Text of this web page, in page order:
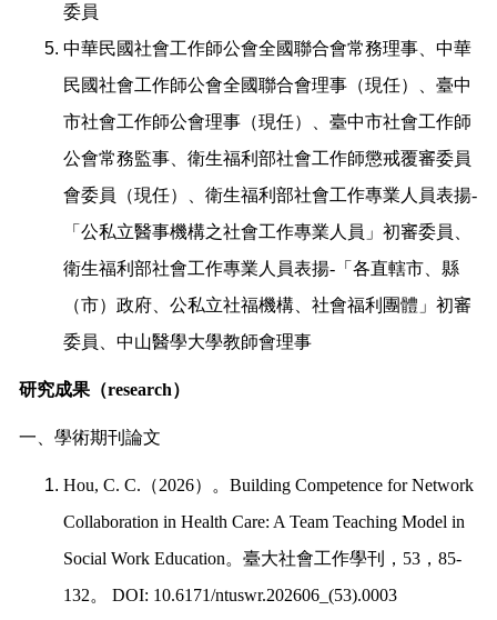
委員
中華民國社會工作師公會全國聯合會常務理事、中華
民國社會工作師公會全國聯合會理事（現任）、臺中
市社會工作師公會理事（現任）、臺中市社會工作師
公會常務監事
衛生福利部社會工作師懲戒覆審委員
會委員
（現任）、 衛生福利部社會工作專業人員表揚-
「公私立醫事機構之社會工作專業人員」初審委員、
衛生福利部社會工作專業人員表揚- 「各直轄市、縣
（市）政府、公私立社福機構、社會福利團體」初審
委員、 中山醫學大學教師會理事
研究成果（research）
一、學術期刊論文
Hou, C. C. （2026）。 Building Competence for Network
Collaboration in Health Care: A Team Teaching Model in
Social Work Education。臺大社會工作學刊， 53 ， 85-
132。
DOI: 10.6171/ntuswr.202606_(53).0003